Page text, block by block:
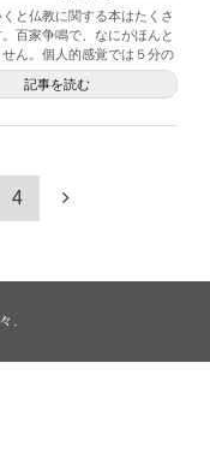
と仏教に関する本はたくさ
百家争鳴で、なにがほんと
ん。個人的感覚では５分の
本です。 これ...
記事を読む
4
.